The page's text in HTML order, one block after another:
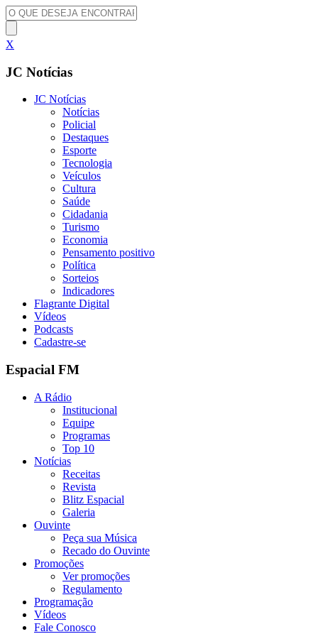
X
JC Notícias
JC Notícias
Notícias
Policial
Destaques
Esporte
Tecnologia
Veículos
Cultura
Saúde
Cidadania
Turismo
Economia
Pensamento positivo
Política
Sorteios
Indicadores
Flagrante Digital
Vídeos
Podcasts
Cadastre-se
Espacial FM
A Rádio
Institucional
Equipe
Programas
Top 10
Notícias
Receitas
Revista
Blitz Espacial
Galeria
Ouvinte
Peça sua Música
Recado do Ouvinte
Promoções
Ver promoções
Regulamento
Programação
Vídeos
Fale Conosco